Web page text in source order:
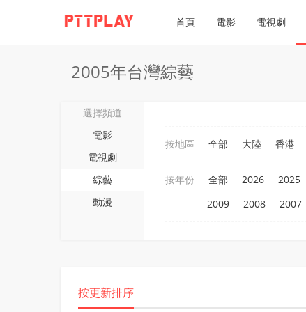
首頁 電影 電視劇
2005年台灣綜藝
選擇頻道
電影
電視劇
綜藝
動漫
按地區 全部 大陸 香港
按年份 全部 2026 2025
2009
2008 2007
按更新排序